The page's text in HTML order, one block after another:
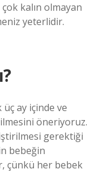
kalın olmayan
yeterlidir.
ay içinde ve
öneriyoruz.
gerektiği
bebeğin
çünkü her bebek